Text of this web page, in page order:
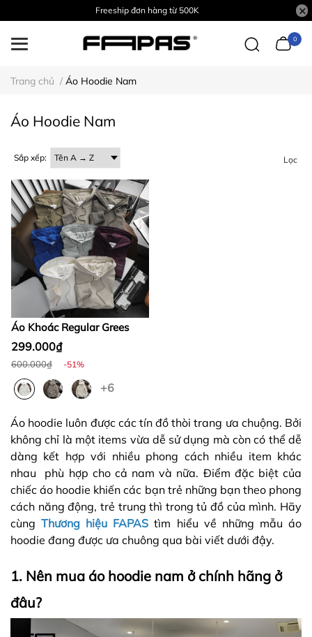
Freeship đơn hàng từ 500K
0
Trang chủ / Áo Hoodie Nam
Áo Hoodie Nam
Sắp xếp: Lọc
Áo Khoác Regular Grees
299.000₫
600.000₫ -51%
+6
Áo hoodie luôn được các tín đồ thòi trang ưa chuộng. Bởi
không chỉ là một items vừa dễ sử dụng mà còn có thể dễ
dàng kết hợp với nhiều phong cách nhiều item khác
nhau phù hợp cho cả nam và nữa. Điểm đặc biệt của
chiếc áo hoodie khiến các bạn trẻ những bạn theo phong
cách năng động, trẻ trung thì trong tủ đồ của mình. Hãy
cùngThương hiệu FAPAS tìm hiểu về những mẫu áo
hoodie đang được ưa chuông qua bài viết dưới đậy.
1. Nên mua áo hoodie nam ở chính hãng ở
đâu?